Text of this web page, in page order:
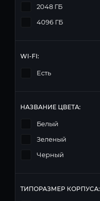
2048 ГБ
4096 ГБ
WI-FI:
Есть
НАЗВАНИЕ ЦВЕТА:
Белый
Зеленый
Черный
ТИПОРАЗМЕР КОРПУСА: